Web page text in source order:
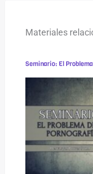
Materiales
Seminario: El